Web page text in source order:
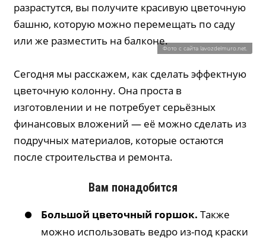
разрастутся, вы получите красивую цветочную
башню, которую можно перемещать по саду
или же разместить на балконе.
Фото с сайта lavozdelmuro.net.
Сегодня мы расскажем, как сделать эффектную
цветочную колонну. Она проста в
изготовлении и не потребует серьёзных
финансовых вложений — её можно сделать из
подручных материалов, которые остаются
после строительства и ремонта.
Вам понадобится
Большой цветочный горшок. Также
можно использовать ведро из-под краски